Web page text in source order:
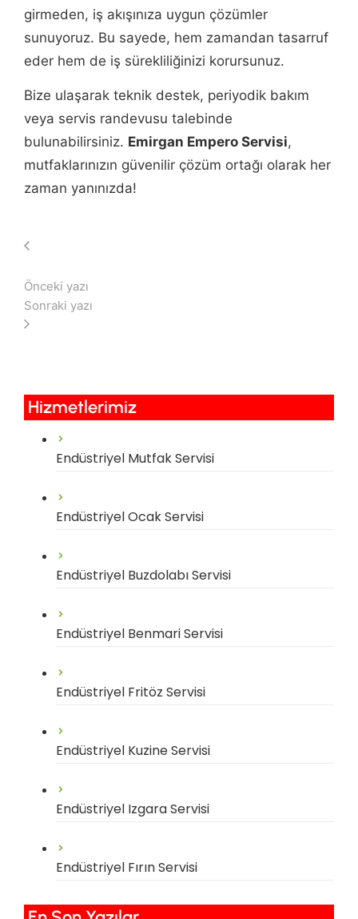
girmeden, iş akışınıza uygun çözümler
sunuyoruz. Bu sayede, hem zamandan tasarruf
eder hem de iş sürekliliğinizi korursunuz.
Bize ulaşarak teknik destek, periyodik bakım
veya servis randevusu talebinde
bulunabilirsiniz. Emirgan Empero Servisi,
mutfaklarınızın güvenilir çözüm ortağı olarak her
zaman yanınızda!
Önceki yazı
Sonraki yazı
Hizmetlerimiz​
Endüstriyel Mutfak Servisi
Endüstriyel Ocak Servisi
Endüstriyel Buzdolabı Servisi
Endüstriyel Benmari Servisi
Endüstriyel Fritöz Servisi
Endüstriyel Kuzine Servisi
Endüstriyel Izgara Servisi
Endüstriyel Fırın Servisi